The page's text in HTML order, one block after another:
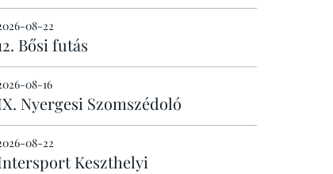
08-22
Bősi futás
08-16
Nyergesi Szomszédoló
08-22
Keszthelyi